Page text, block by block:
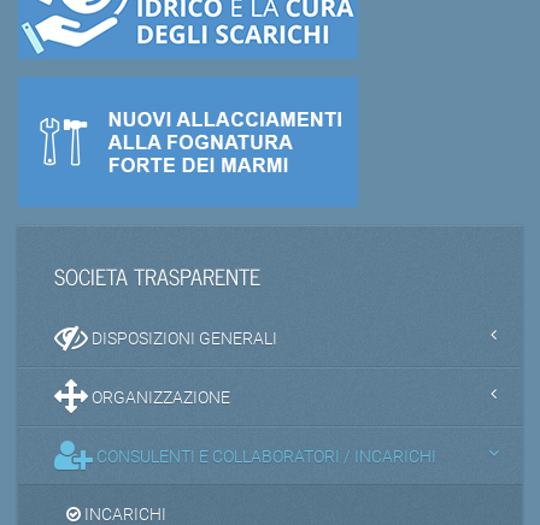
SOCIETA TRASPARENTE
DISPOSIZIONI GENERALI
ORGANIZZAZIONE
CONSULENTI E COLLABORATORI / INCARICHI
INCARICHI